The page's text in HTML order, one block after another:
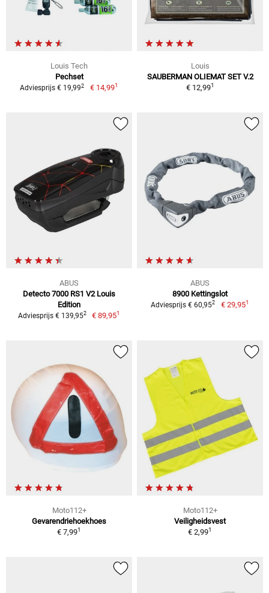
Louis Tech
Pechset
Adviesprijs € 19,992 € 14,991
Louis
SAUBERMAN OLIEMAT SET V.2
€ 12,991
ABUS
Detecto 7000 RS1 V2 Louis
Edition
Adviesprijs € 139,952 € 89,951
ABUS
8900 Kettingslot
Adviesprijs € 60,952 € 29,951
Moto112+
Gevarendriehoekhoes
€ 7,991
Moto112+
Veiligheidsvest
€ 2,991